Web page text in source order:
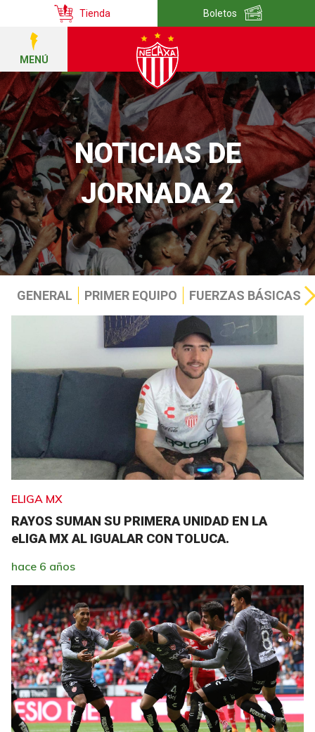
Tienda Boletos
MENÚ
NOTICIAS DE
JORNADA 2
GENERAL PRIMER EQUIPO FUERZAS BÁSICAS
ELIGA MX
RAYOS SUMAN SU PRIMERA UNIDAD EN LA
eLIGA MX AL IGUALAR CON TOLUCA.
hace 6 años